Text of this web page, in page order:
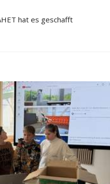
hat es geschafft